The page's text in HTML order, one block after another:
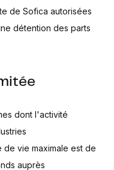
de Sofica autorisées
détention des parts
dont l'activité
vie maximale est de
auprès